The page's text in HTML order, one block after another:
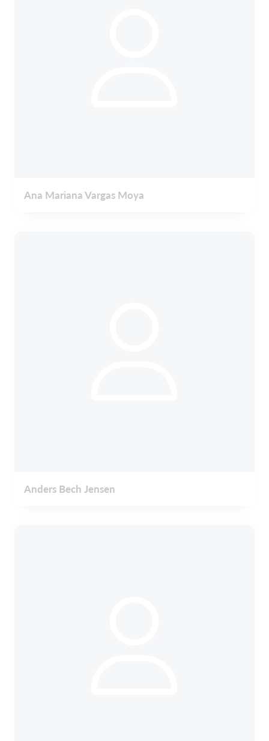
Ana Mariana Vargas Moya
Anders Bech Jensen